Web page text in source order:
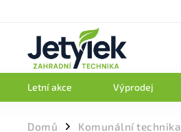
Letní akce Výprodej
Domů Komunální technika